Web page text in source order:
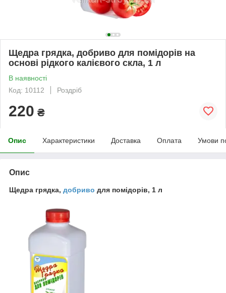
Щедра грядка, добриво для помідорів на
основі рідкого калієвого скла, 1 л
В наявності
Код: 10112
Роздріб
220 ₴
Опис Характеристики Доставка Оплата Умови
Опис
Щедра грядка, добриво для помідорів, 1 л